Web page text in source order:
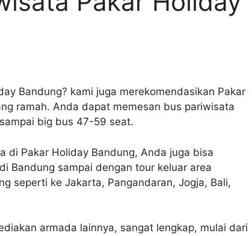
Bandung? kami juga merekomendasikan Pakar
ramah. Anda dapat memesan bus pariwisata
big bus 47-59 seat.
di Pakar Holiday Bandung, Anda juga bisa
Bandung sampai dengan tour keluar area
seperti ke Jakarta, Pangandaran, Jogja, Bali,
armada lainnya, sangat lengkap, mulai dari